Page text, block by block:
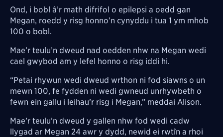
Ond, i bobl â’r math difrifol o epilepsi a oedd gan
Megan, roedd y risg honno’n cynyddu i tua 1 ym mhob
100 o bobl.
Mae’r teulu’n dweud nad oedden nhw na Megan wedi
cael gwybod am y lefel honno o risg iddi hi.
“Petai rhywun wedi dweud wrthon ni fod siawns o un
mewn 100, fe fydden ni wedi gwneud unrhywbeth o
fewn ein gallu i leihau’r risg i Megan,” meddai Alison.
Mae’r teulu’n dweud y gallen nhw fod wedi cadw
llygad ar Megan 24 awr y dydd, newid ei rwtîn a rhoi